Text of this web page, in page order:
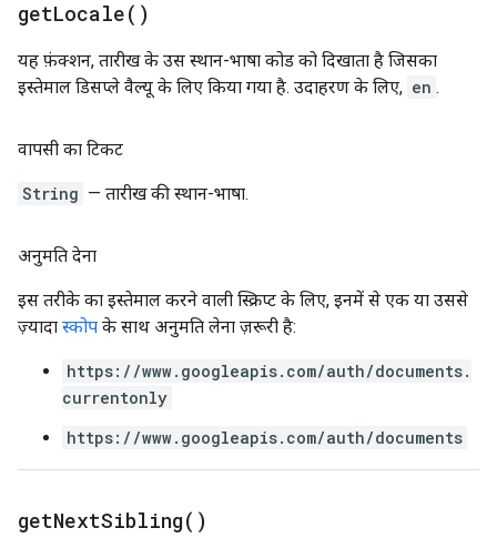
getLocale( )
यह फ़ंक्शन, तारीख के उस स्थान-भाषा कोड को दिखाता है जिसका
इस्तेमाल डिसप्ले वैल्यू के लिए किया गया है. उदाहरण के लिए, en .
वापसी का टिकट
String — तारीख की स्थान-भाषा.
अनुमति देना
इस तरीके का इस्तेमाल करने वाली स्क्रिप्ट के लिए, इनमें से एक या उससे
ज़्यादा स्कोप के साथ अनुमति लेना ज़रूरी है:
https://www.googleapis.com/auth/documents.
currentonly
https://www.googleapis.com/auth/documents
getNextSibling( )